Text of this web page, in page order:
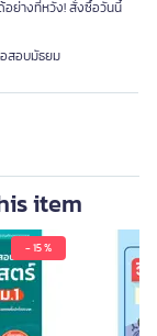
อย่างที่หวัง! สั่งซื้อวันนี้
สอบมัธยม
item
- 15 %